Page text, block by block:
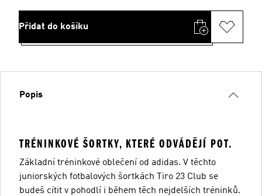
Přidat do košíku
Popis
TRÉNINKOVÉ ŠORTKY, KTERÉ ODVÁDĚJÍ POT.
Základní tréninkové oblečení od adidas. V těchto
juniorských fotbalových šortkách Tiro 23 Club se
budeš cítit v pohodlí i během těch nejdelších tréninků.